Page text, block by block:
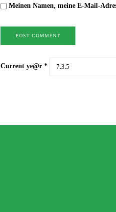
Meinen Namen, meine E-Mail-
Current ye@r *